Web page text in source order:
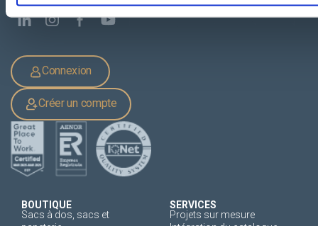
Connexion
Créer un compte
BOUTIQUE
Sacs à dos, sacs et
SERVICES
Projets sur mesure